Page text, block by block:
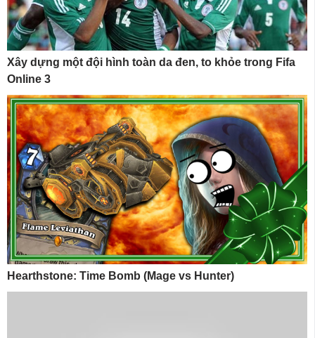
Xây dựng một đội hình toàn da đen, to khỏe trong Fifa
Online 3
Hearthstone: Time Bomb (Mage vs Hunter)